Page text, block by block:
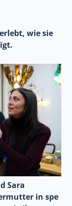
wie sie
Sara
in spe